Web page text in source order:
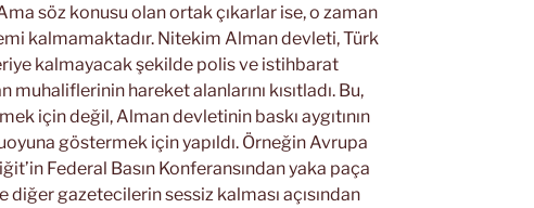
söz konusu olan ortak çıkarlar ise, o zaman
kalmamaktadır. Nitekim Alman devleti, Türk
kalmayacak şekilde polis ve istihbarat
muhaliflerinin hareket alanlarını kısıtladı. Bu,
için değil, Alman devletinin baskı aygıtının
göstermek için yapıldı. Örneğin Avrupa
Federal Basın Konferansından yaka paça
diğer gazetecilerin sessiz kalması açısından